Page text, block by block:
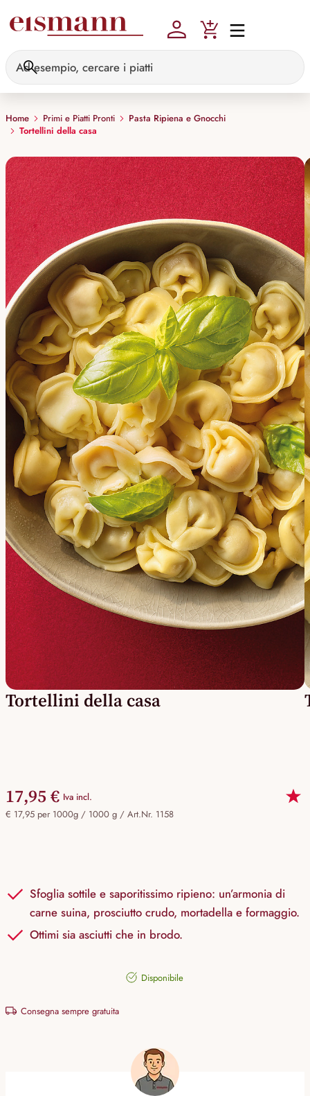
Home Primi e Piatti Pronti
Pasta Ripiena e Gnocchi
Tortellini della casa
Tortellini della casa
17,95 € Iva incl.
€ 17,95 per 1000g / 1000 g / Art.Nr. 1158
Sfoglia sottile e saporitissimo ripieno: un’armonia di
carne suina, prosciutto crudo, mortadella e formaggio.
Ottimi sia asciutti che in brodo.
Disponibile
Consegna sempre gratuita